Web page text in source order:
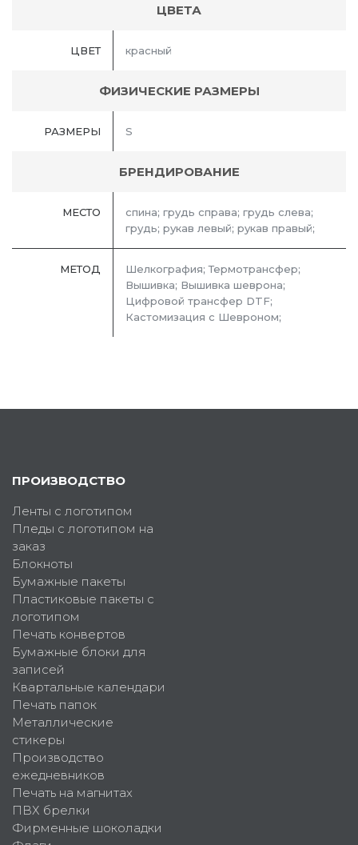
ЦВЕТА
ЦВЕТ красный
ФИЗИЧЕСКИЕ РАЗМЕРЫ
РАЗМЕРЫ S
БРЕНДИРОВАНИЕ
МЕСТО
спина; грудь справа; грудь слева;
грудь; рукав левый; рукав правый;
МЕТОД
Шелкография; Термотрансфер;
Вышивка; Вышивка шеврона;
Цифровой трансфер DTF;
Кастомизация с Шевроном;
ПРОИЗВОДСТВО
Ленты с логотипом
Пледы с логотипом на
заказ
Блокноты
Бумажные пакеты
Пластиковые пакеты с
логотипом
Печать конвертов
Бумажные блоки для
записей
Квартальные календари
Печать папок
Металлические
стикеры
Производство
ежедневников
Печать на магнитах
ПВХ брелки
Фирменные шоколадки